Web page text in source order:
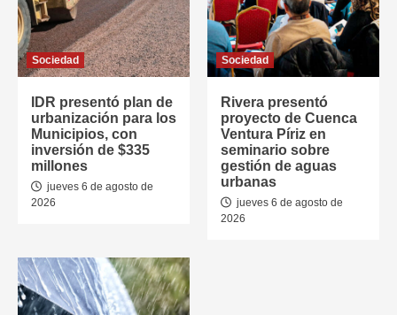
Sociedad
IDR presentó plan de
urbanización para los
Municipios, con
inversión de $335
millones
jueves 6 de agosto de
2026
Sociedad
Rivera presentó
proyecto de Cuenca
Ventura Píriz en
seminario sobre
gestión de aguas
urbanas
jueves 6 de agosto de
2026